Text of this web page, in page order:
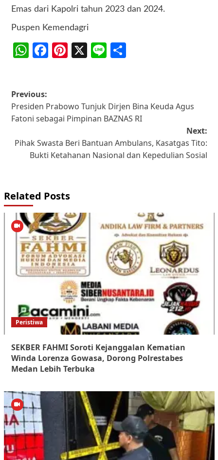
Emas dari Kapolri tahun 2023 dan 2024.
Puspen Kemendagri
WhatsApp
Facebook
Pinterest
X Line
Post
navigation
Previous:
Presiden Prabowo Tunjuk Dirjen Bina Keuda Agus
Fatoni sebagai Pimpinan BAZNAS RI
Next:
Pihak Swasta Beri Bantuan Ambulans, Kasatgas Tito:
Bukti Ketahanan Nasional dan Kepedulian Sosial
Related Posts
Peristiwa
SEKBER FAHMI Soroti Kejanggalan Kematian
Winda Lorenza Gowasa, Dorong Polrestabes
Medan Lebih Terbuka